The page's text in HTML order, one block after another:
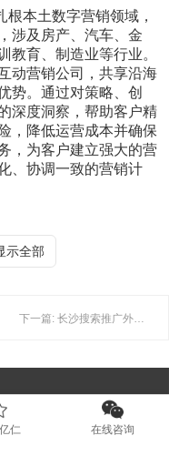
本土数字营销领域，
涉及房产、汽车、金
教育、制造业等行业。
动营销公司，共享沿海
势。通过对策略、创
深度洞察，帮助客户精
，降低运营成本并确保
，为客户建立强大的营
、协调一致的营销计
示全部
下一篇: 长沙搜索推广外包：中小企业搜索推广该如何做？
仁 在线咨询